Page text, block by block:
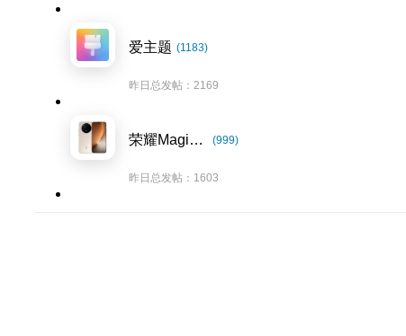
爱主题 (1183)
昨日总发帖：2169
荣耀Magic8系列 (999)
昨日总发帖：1603